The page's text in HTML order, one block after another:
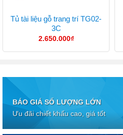
Tủ tài liệu gỗ trang trí TG02-
3C
2.650.000₫
BÁO GIÁ SỐ LƯỢNG LỚN
Ưu đãi chiết khấu cao, giá tốt